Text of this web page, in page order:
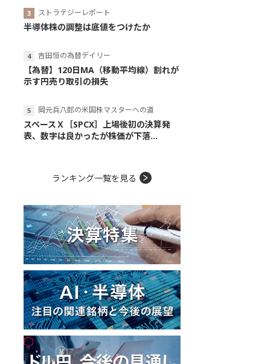
ストラテジーレポート
半導体株の調整は底値をつけたか
吉田恒の為替デイリー
【為替】120日MA（移動平均線）割れが
示す円売り取引の損失
岡元兵八郎の米国株マスターへの道
スペースＸ［SPCX］上場後初の決算発
表、数字は良かったが株価が下落...
ランキング一覧を見る